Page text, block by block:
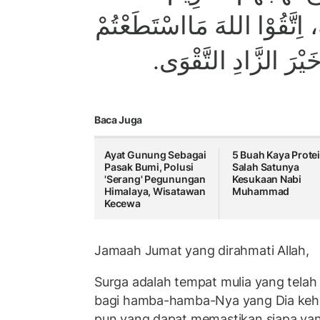
اِتَّقُوْا اللهَ مَااسْتَطَعْتُمْ
الزَّادِ التَّقْوَى.
Baca Juga
Ayat Gunung Sebagai
Pasak Bumi, Polusi
'Serang' Pegunungan
Himalaya, Wisatawan
Kecewa
5 Buah Kaya
Salah Satunya
Kesukaan Nabi
Muhammad
Jamaah Jumat yang dirahmati Allah,
Surga adalah tempat mulia yang
bagi hamba-hamba-Nya yang Dia